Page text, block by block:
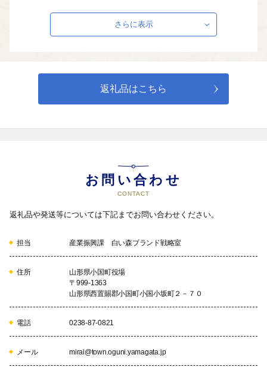
さらに表示
返礼品はこちら
お問い合わせ
CONTACT
返礼品や発送等については下記までお問い合わせください。
担当 産業振興課 白い森ブランド戦略室
住所
山形県小国町役場
〒999-1363
山形県西置賜郡小国町小国小坂町２－７０
電話 0238-87-0821
メール mirai@town.oguni.yamagata.jp